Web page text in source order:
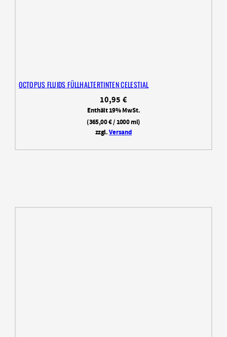
OCTOPUS FLUIDS FÜLLHALTERTINTEN CELESTIAL
10,95 €
Enthält 19% MwSt.
(365,00€/ 1000 ml)
zzgl.Versand